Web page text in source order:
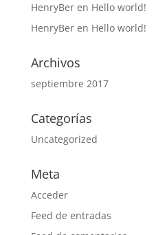
HenryBeren Hello world!
HenryBeren Hello world!
Archivos
septiembre 2017
Categorías
Uncategorized
Meta
Acceder
Feed de entradas